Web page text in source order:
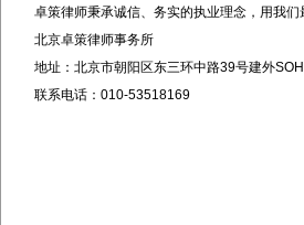
卓策律师秉承诚信、务实的执业理念，用我
北京卓策律师事务所
地址：北京市朝阳区东三环中路39号建外
联系电话： 010-53518169